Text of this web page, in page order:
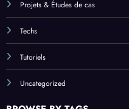
Projets & Études de cas
Techs
Tutoriels
Uncategorized